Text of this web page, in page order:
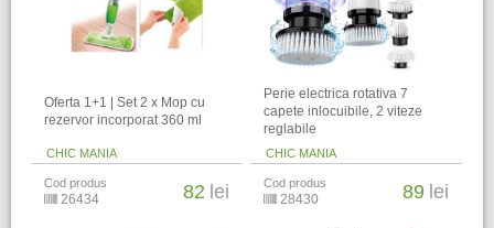
Oferta 1+1 | Set 2 x Mop cu
rezervor incorporat 360 ml
CHIC MANIA
Cod produs
26434 82 lei
Perie electrica rotativa 7
capete inlocuibile, 2 viteze
reglabile
CHIC MANIA
Cod produs
28430 89 lei